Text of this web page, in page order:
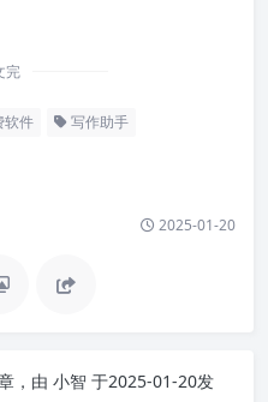
完
软件 写作助手
2025-01-20
，由 小智 于2025-01-20发